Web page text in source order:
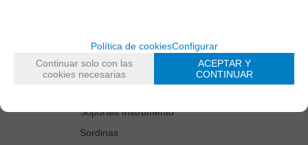
Limpiadores
Protectores Boquilla
Soportes Instrumento
Sordinas
Política de cookiesConfigurar
Continuar solo con las
cookies necesarias
ACEPTAR Y
CONTINUAR